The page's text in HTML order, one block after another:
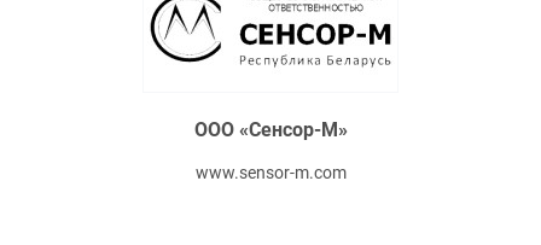
ООО «Сенсор-М»
www.sensor-m.com